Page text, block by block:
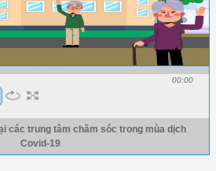
00:00
các trung tâm chăm sóc trong mùa dịch
Covid-19